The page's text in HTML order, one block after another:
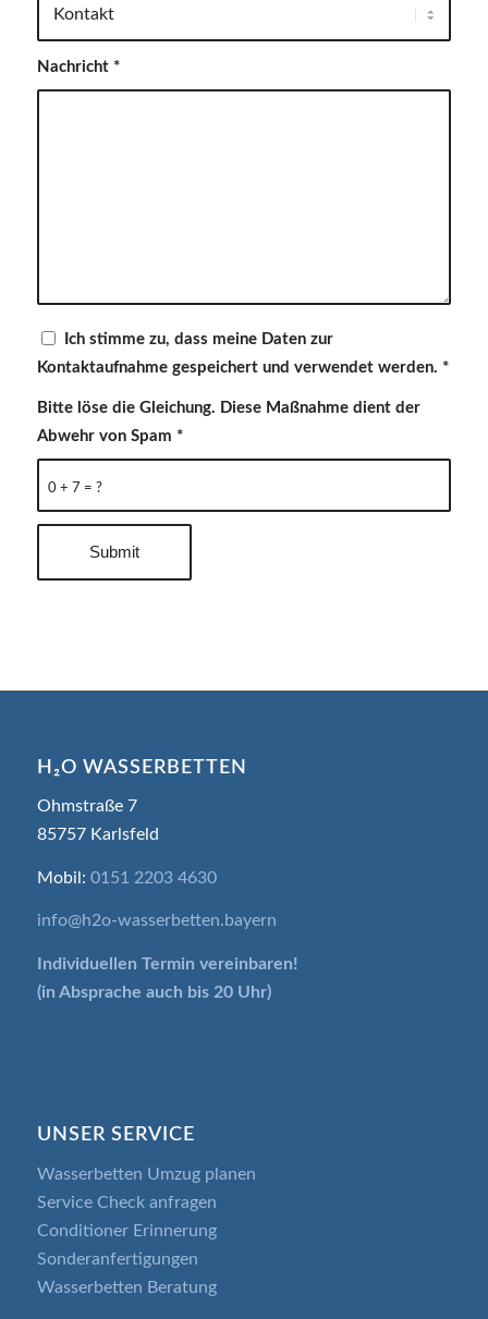
Nachricht *
Ich stimme zu, dass meine Daten zur
Kontaktaufnahme gespeichert und verwendet werden. *
0 + 7 = ?
Bitte löse die Gleichung. Diese Maßnahme dient der
Abwehr von Spam *
H₂O WASSERBETTEN
Ohmstraße 7
85757 Karlsfeld
Mobil: 0151 2203 4630
info@h2o-wasserbetten.bayern
Individuellen Termin vereinbaren!
(in Absprache auch bis 20 Uhr)
UNSER SERVICE
Wasserbetten Umzug planen
Service Check anfragen
Conditioner Erinnerung
Sonderanfertigungen
Wasserbetten Beratung